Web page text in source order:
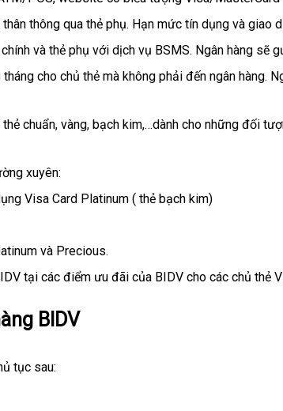
thông qua thẻ phụ. Hạn mức tín dụng và giao
và thẻ phụ với dịch vụ BSMS. Ngân hàng sẽ
cho chủ thẻ mà không phải đến ngân hàng.
chuẩn, vàng, bạch kim,…dành cho những đối
xuyên:
Visa Card Platinum ( thẻ bạch kim)
và Precious.
tại các điểm ưu đãi của BIDV cho các chủ thẻ
BIDV
tục sau: